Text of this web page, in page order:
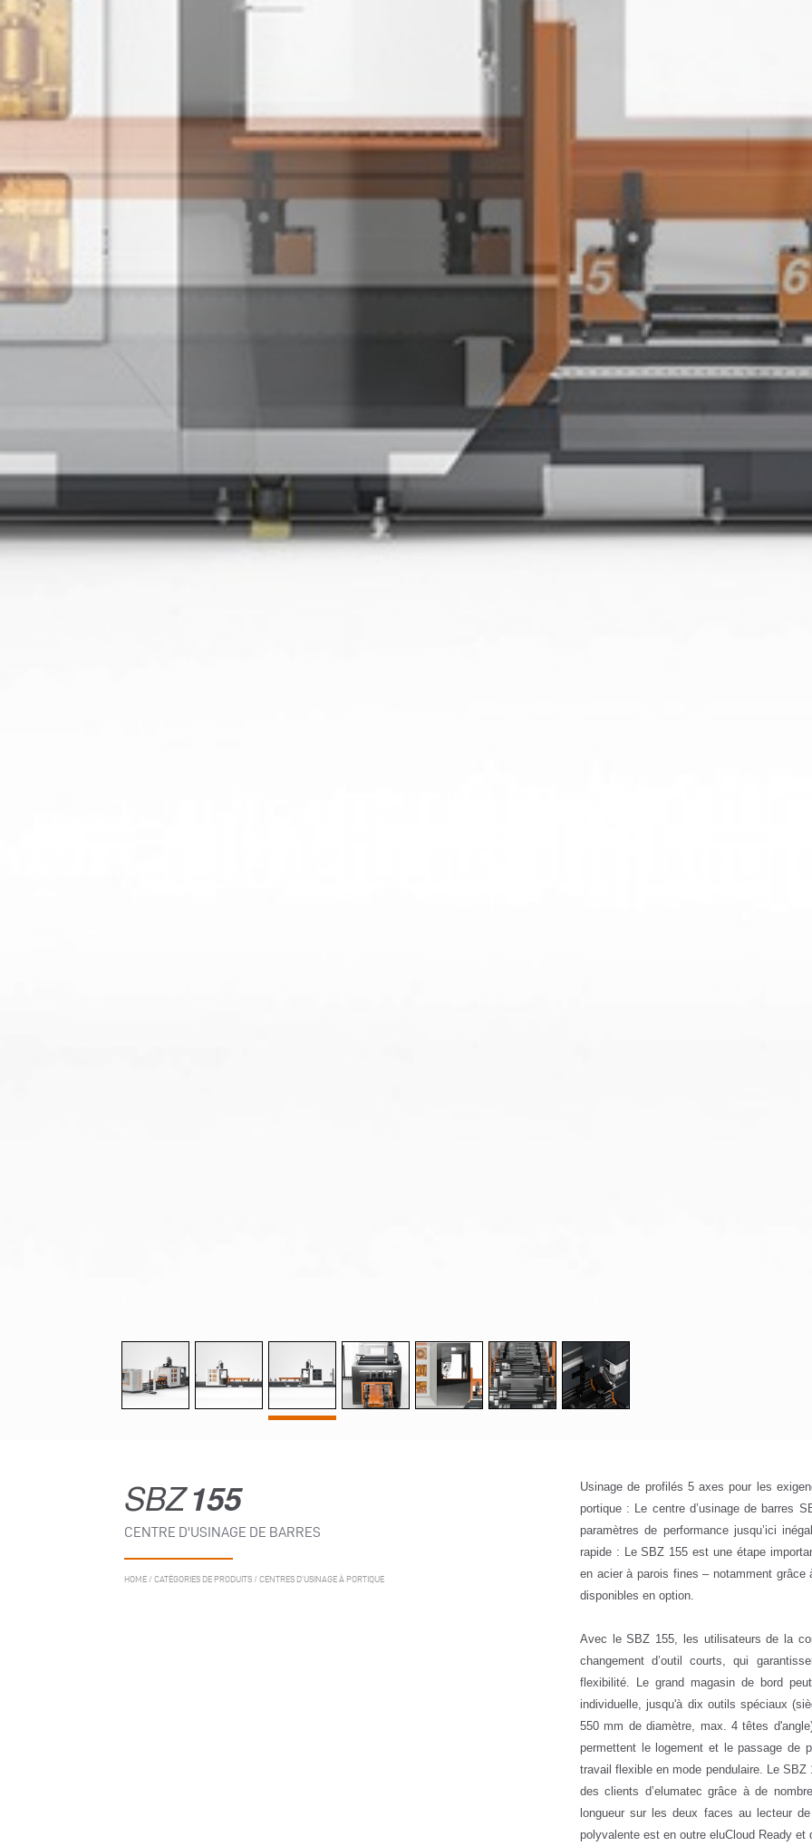
SBZ155
CENTRE D'USINAGE DE BARRES
HOME/ CATÉGORIES DE PRODUITS/ CENTRES D'USINAGE À PORTIQUE
Usinage de profilés 5 axes pour les
portique : Le centre d’usinage de barres
paramètres de performance jusqu’ici
rapide : Le SBZ 155 est une étape
en acier à parois fines – notamment grâce
disponibles en option.
Avec le SBZ 155, les utilisateurs de la
changement d’outil courts, qui
flexibilité. Le grand magasin de bord
individuelle, jusqu'à dix outils spéciaux
550 mm de diamètre, max. 4 têtes
permettent le logement et le passage de
travail flexible en mode pendulaire. Le
des clients d’elumatec grâce à de
longueur sur les deux faces au lecteur
polyvalente est en outre eluCloud Ready et